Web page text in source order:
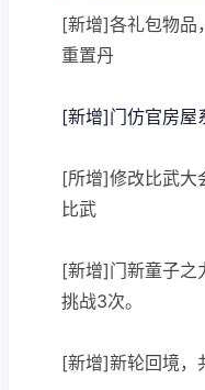
[新增]各礼包物品
重置丹
[新增]门仿官房屋
[所增]修改比武大
比武
[新增]门新童子之
挑战3次。
[新增]新轮回境，